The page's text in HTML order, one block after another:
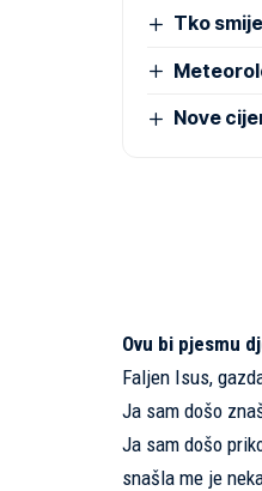
Tko
Nove
Ovu bi pjesmu
Faljen Isus,
Ja sam došo
Ja sam došo
snašla me je